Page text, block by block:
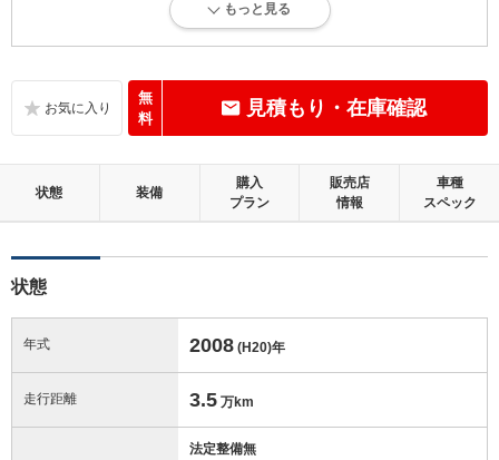
内外装に目立たない多少のキズ、ヘコミが認められる状態です。
目立たない軽微なダメージはありますが、良好な状態です。
修復歴：無
もっと見る
無
料
見積もり・在庫確認
状態 装備
購入
プラン
販売店
情報
車種
スペック
状態
年式 2008 (H20)年
走行距離 3.5 万km
法定整備無